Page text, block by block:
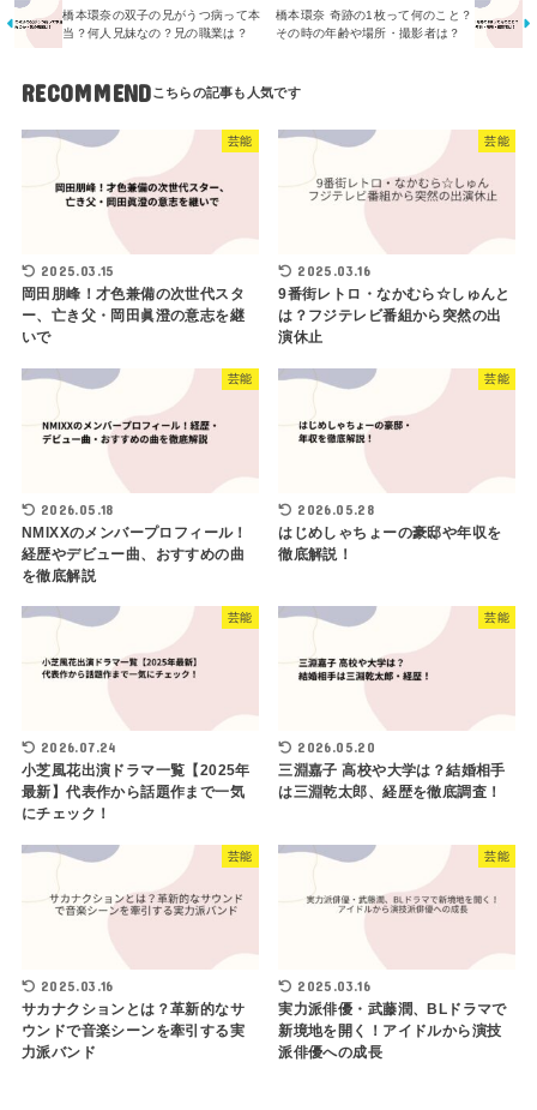
橋本環奈の双子の兄がうつ病って本
当？何人兄妹なの？兄の職業は？
橋本環奈 奇跡の1枚って何のこと？
その時の年齢や場所・撮影者は？
RECOMMEND
芸能
2025.03.15
岡田朋峰！才色兼備の次世代スタ
ー、亡き父・岡田眞澄の意志を継
いで
芸能
2025.03.16
9番街レトロ・なかむら☆しゅんと
は？フジテレビ番組から突然の出
演休止
芸能
2026.05.18
NMIXXのメンバープロフィール！
経歴やデビュー曲、おすすめの曲
を徹底解説
芸能
2026.05.28
はじめしゃちょーの豪邸や年収を
徹底解説！
芸能
2026.07.24
小芝風花出演ドラマ一覧【2025年
最新】代表作から話題作まで一気
にチェック！
芸能
2026.05.20
三淵嘉子 高校や大学は？結婚相手
は三淵乾太郎、経歴を徹底調査！
芸能
2025.03.16
サカナクションとは？革新的なサ
ウンドで音楽シーンを牽引する実
力派バンド
芸能
2025.03.16
実力派俳優・武藤潤、BLドラマで
新境地を開く！アイドルから演技
派俳優への成長